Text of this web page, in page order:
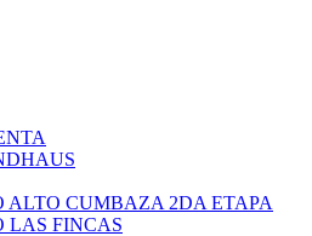
ALTO CUMBAZA 2DA ETAPA
LAS FINCAS